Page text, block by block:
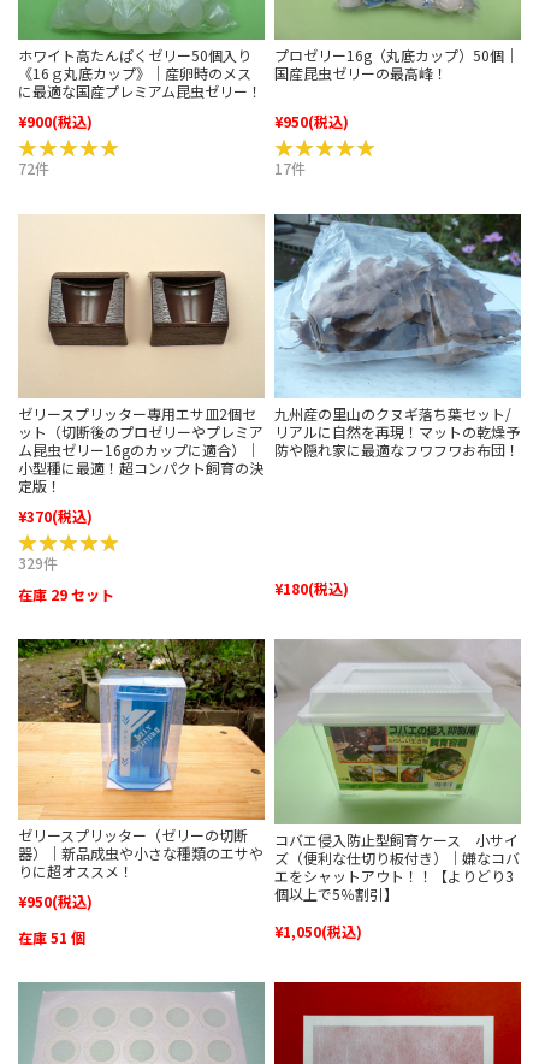
ホワイト高たんぱくゼリー50個入り
《16ｇ丸底カップ》｜産卵時のメス
に最適な国産プレミアム昆虫ゼリー！
¥900(税込)
★★★★★
★★★★★
72件
プロゼリー16g（丸底カップ）50個｜
国産昆虫ゼリーの最高峰！
¥950(税込)
★★★★★
★★★★★
17件
ゼリースプリッター専用エサ皿2個セ
ット（切断後のプロゼリーやプレミア
ム昆虫ゼリー16gのカップに適合）｜
小型種に最適！超コンパクト飼育の決
定版！
¥370(税込)
★★★★★
★★★★★
329件
在庫 29 セット
九州産の里山のクヌギ落ち葉セット/
リアルに自然を再現！マットの乾燥予
防や隠れ家に最適なフワフワお布団！
641件
ゼリースプリッター（ゼリーの切断
器）｜新品成虫や小さな種類のエサや
りに超オススメ！
¥950(税込)
★★★★★
★★★★★
298件
在庫 51 個
コバエ侵入防止型飼育ケース 小サイ
ズ（便利な仕切り板付き）｜嫌なコバ
エをシャットアウト！！【よりどり3
個以上で5％割引】
¥1,050(税込)
58件